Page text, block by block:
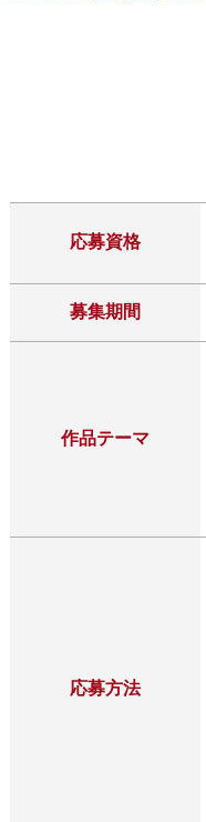
応募資格
募集期間
作品テーマ
応募方法